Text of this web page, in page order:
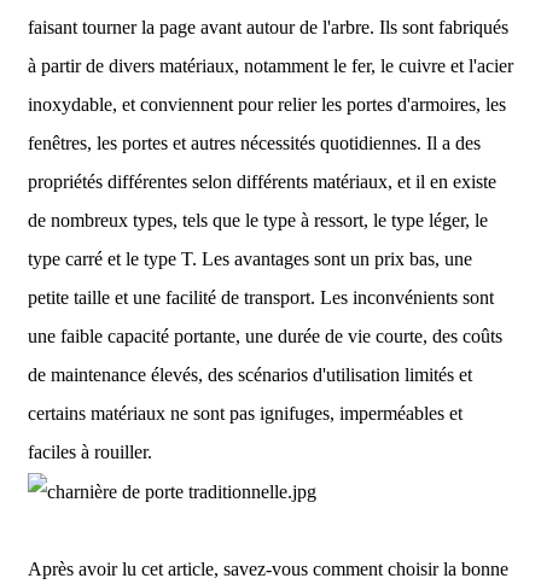
faisant tourner la page avant autour de l'arbre. Ils sont fabriqués
à partir de divers matériaux, notamment le fer, le cuivre et l'acier
inoxydable, et conviennent pour relier les portes d'armoires, les
fenêtres, les portes et autres nécessités quotidiennes. Il a des
propriétés différentes selon différents matériaux, et il en existe
de nombreux types, tels que le type à ressort, le type léger, le
type carré et le type T. Les avantages sont un prix bas, une
petite taille et une facilité de transport. Les inconvénients sont
une faible capacité portante, une durée de vie courte, des coûts
de maintenance élevés, des scénarios d'utilisation limités et
certains matériaux ne sont pas ignifuges, imperméables et
faciles à rouiller.
Après avoir lu cet article, savez-vous comment choisir la bonne